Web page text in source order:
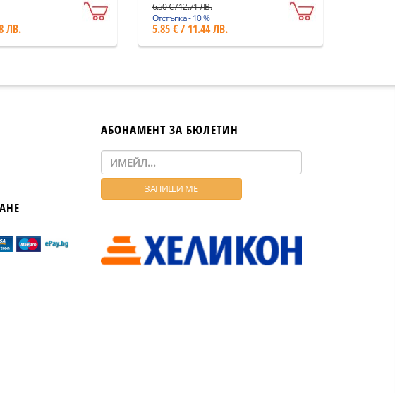
ЛВ.
6.50 € / 12.71 ЛВ.
Отстъпка - 10 %
5.85 € / 11.44 ЛВ.
АБОНАМЕНТ ЗА БЮЛЕТИН